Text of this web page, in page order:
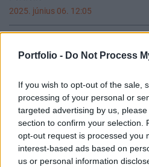
Portfolio - Do Not Process
If you wish to opt-out of the sale,
processing of your personal or
targeted advertising by us,
section to confirm your selection.
opt-out request is processed you
interest-based ads based on
us or personal information
2025. június 06. 12:05
„segítségét” a nagy port
menedékjog felajánlásán
meg az orosz állami TASZSZ.
A tegnapi nap során Elon Musk,
embere és Donald Trump, az
jelenlegi elnöke összeveszett,